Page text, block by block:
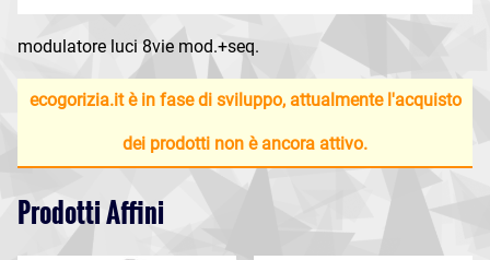
modulatore luci 8vie mod.+seq.
ecogorizia.it è in fase di sviluppo, attualmente l'acquisto
dei prodotti non è ancora attivo.
Prodotti Affini